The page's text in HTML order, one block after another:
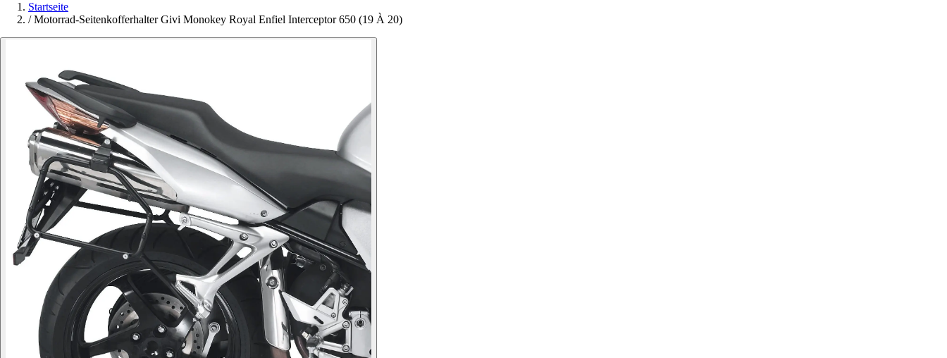
Startseite
/ Motorrad-Seitenkofferhalter Givi Monokey Royal Enfiel Interceptor 650 (19 À 20)